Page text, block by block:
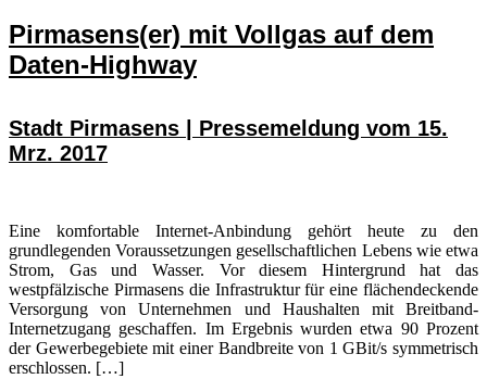
Pirmasens(er) mit Vollgas auf dem
Daten-Highway
Stadt Pirmasens | Pressemeldung vom 15.
Mrz. 2017
Eine komfortable Internet-Anbindung gehört heute zu den
grundlegenden Voraussetzungen gesellschaftlichen Lebens wie etwa
Strom, Gas und Wasser. Vor diesem Hintergrund hat das
westpfälzische Pirmasens die Infrastruktur für eine flächendeckende
Versorgung von Unternehmen und Haushalten mit Breitband-
Internetzugang geschaffen. Im Ergebnis wurden etwa 90 Prozent
der Gewerbegebiete mit einer Bandbreite von 1 GBit/s symmetrisch
erschlossen. […]